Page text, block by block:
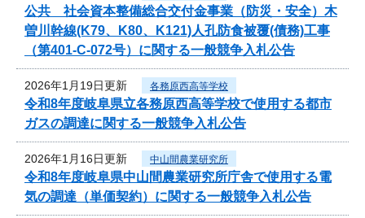
公共 社会資本整備総合交付金事業（防災・安全）木
曽川幹線(K79、K80、K121)人孔防食被覆(債務)工事
（第401-C-072号）に関する一般競争入札公告
2026年1月19日更新 各務原西高等学校
令和8年度岐阜県立各務原西高等学校で使用する都市
ガスの調達に関する一般競争入札公告
2026年1月16日更新 中山間農業研究所
令和8年度岐阜県中山間農業研究所庁舎で使用する電
気の調達（単価契約）に関する一般競争入札公告